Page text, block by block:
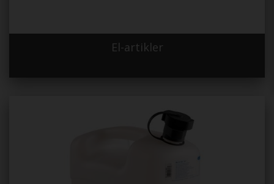
El-artikler